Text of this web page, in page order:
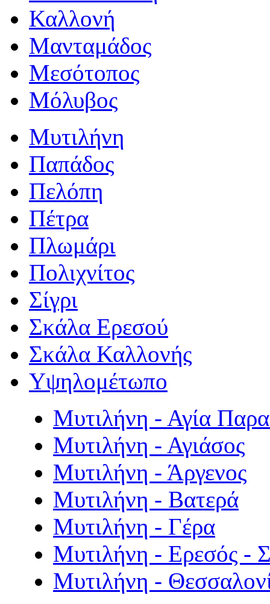
Καλλονή
Μανταμάδος
Μεσότοπος
Μόλυβος
Μυτιλήνη
Παπάδος
Πελόπη
Πέτρα
Πλωμάρι
Πολιχνίτος
Σίγρι
Σκάλα Ερεσού
Σκάλα Καλλονής
Υψηλομέτωπο
Μυτιλήνη - Αγία
Μυτιλήνη - Αγιάσος
Μυτιλήνη - Άργενος
Μυτιλήνη - Βατερά
Μυτιλήνη - Γέρα
Μυτιλήνη - Ερεσός -
Μυτιλήνη -